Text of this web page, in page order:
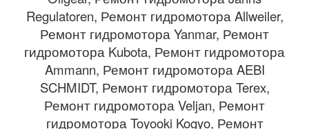
Regulatoren, Ремонт гидромотора Allweiler,
Ремонт гидромотора Yanmar, Ремонт
гидромотора Kubota, Ремонт гидромотора
Ammann, Ремонт гидромотора AEBI
SCHMIDT, Ремонт гидромотора Terex,
Ремонт гидромотора Veljan, Ремонт
гидромотора Toyooki Kogyo, Ремонт